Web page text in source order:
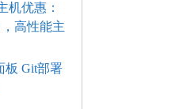
机优惠：
高性能主
板 Git部署